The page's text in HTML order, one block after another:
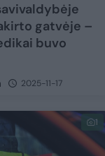
gatvėje –
buvo
2025-11-17
1